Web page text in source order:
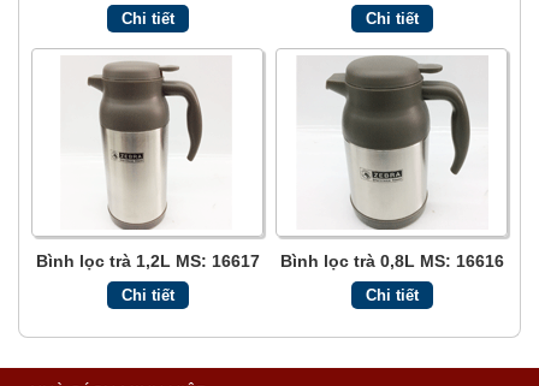
Chi tiết Chi tiết
Bình lọc trà 1,2L MS: 16617
Chi tiết
Bình lọc trà 0,8L MS: 16616
Chi tiết